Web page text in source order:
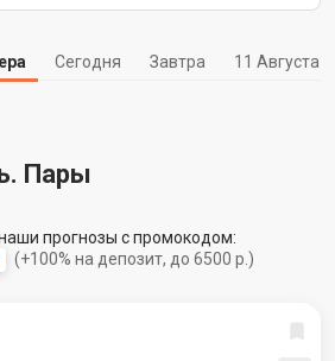
Сегодня Завтра 11 Августа
Пары
прогнозы с промокодом:
(+100% на депозит, до 6500 р.)